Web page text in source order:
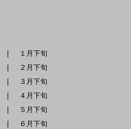
１月下旬
２月下旬
３月下旬
４月下旬
５月下旬
６月下旬